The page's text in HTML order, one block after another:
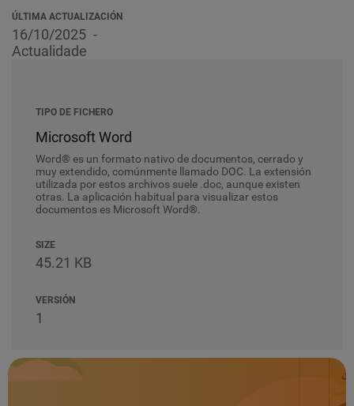
ÚLTIMA ACTUALIZACIÓN
16/10/2025
Actualidade
TIPO DE FICHERO
Microsoft Word
Word® es un formato nativo de documentos, cerrado y
muy extendido, comúnmente llamado DOC. La extensión
utilizada por estos archivos suele .doc, aunque existen
otras. La aplicación habitual para visualizar estos
documentos es Microsoft Word®.
SIZE
45.21 KB
VERSIÓN
1